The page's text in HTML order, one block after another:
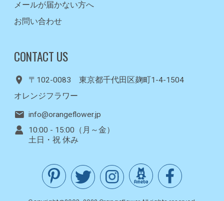
メールが届かない方へ
お問い合わせ
CONTACT US
〒102-0083 東京都千代田区麹町1-4-1504
オレンジフラワー
info@orangeflower.jp
10:00 - 15:00（月～金）
土日・祝 休み